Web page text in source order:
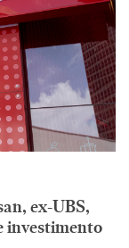
ex-UBS,
investimento